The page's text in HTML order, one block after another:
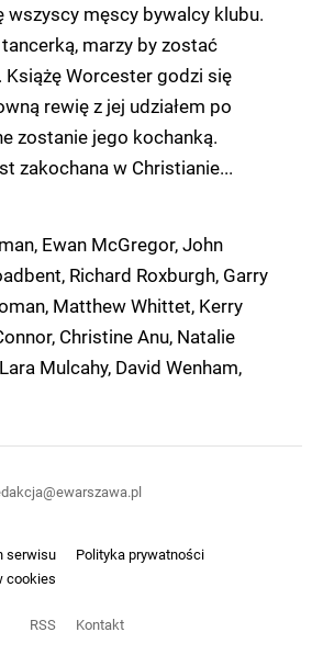
męscy bywalcy klubu.
marzy by zostać
Worcester godzi się
rewię z jej udziałem po
zostanie jego kochanką.
zakochana w Christianie...
Ewan McGregor, John
Richard Roxburgh, Garry
Matthew Whittet, Kerry
Christine Anu, Natalie
Mulcahy, David Wenham,
serwisu
Polityka prywatności
cookies
RSS Kontakt